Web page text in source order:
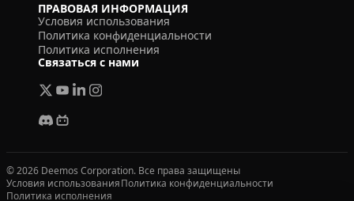
ПРАВОВАЯ ИНФОРМАЦИЯ
Условия использования
Политика конфиденциальности
Политика исполнения
Связаться с нами
© 2026 Deemos Corporation. Все права защищены
Условия использованияПолитика конфиденциальности
Политика исполнения